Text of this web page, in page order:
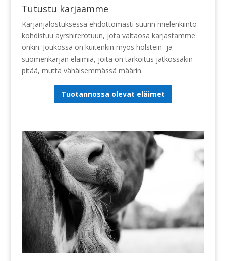
Tutustu karjaamme
Karjanjalostuksessa ehdottomasti suurin mielenkiinto
kohdistuu ayrshirerotuun, jota valtaosa karjastamme
onkin. Joukossa on kuitenkin myös holstein- ja
suomenkarjan eläimiä, joita on tarkoitus jatkossakin
pitää, mutta vähäisemmässä määrin.
Tuotannossa olevat eläimet